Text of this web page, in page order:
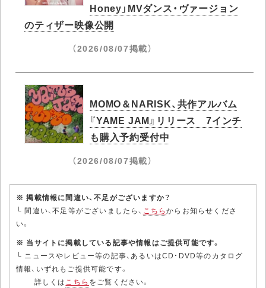
Honey」MVダンス・ヴァージョン
のティザー映像公開
（2026/08/07掲載）
MOMO＆NARISK、共作アルバム
『YAME JAM』リリース 7インチ
も購入予約受付中
（2026/08/07掲載）
※ 掲載情報に間違い、不足がございますか？
└ 間違い、不足等がございましたら、 こちらからお知らせくださ
い。
※ 当サイトに掲載している記事や情報はご提供可能です。
└ ニュースやレビュー等の記事、あるいはCD・DVD等のカタログ
情報、いずれもご提供可能です。
詳しくはこちら をご覧ください。